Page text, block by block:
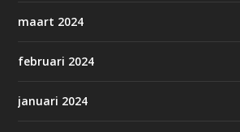
maart 2024
februari 2024
januari 2024